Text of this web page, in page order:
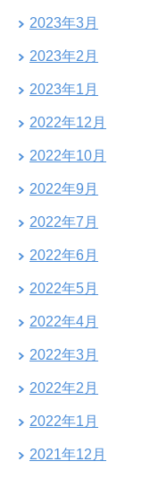
2023年3月
2023年2月
2023年1月
2022年12月
2022年10月
2022年9月
2022年7月
2022年6月
2022年5月
2022年4月
2022年3月
2022年2月
2022年1月
2021年12月